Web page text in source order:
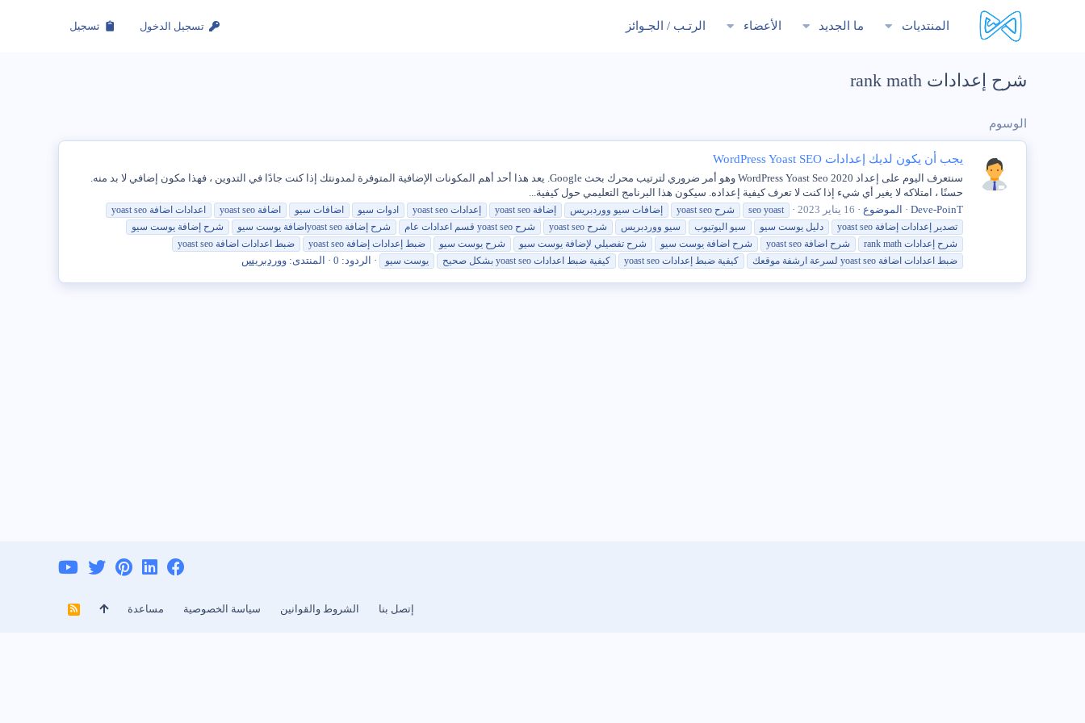
المنتديات ما الجديد الأعضاء الرتـب / الجـوائز تسجيل الدخول تسجيل
شرح إعدادات rank math
الوسوم
يجب أن يكون لديك إعدادات WordPress Yoast SEO
سنتعرف اليوم على إعداد WordPress Yoast Seo 2020 وهو أمر ضروري لترتيب محرك بحث Google. يعد هذا أحد أهم المكونات الإضافية المتوفرة لمدونتك إذا كنت جادًا في التدوين ، فهذا مكون إضافي لا بد منه.
حسنًا ، امتلاكه لا يغير أي شيء إذا كنت لا تعرف كيفية إعداده. سيكون هذا البرنامج التعليمي حول كيفية...
Deve-PoinT
الموضوع 16 يناير 2023 seo yoast
yoast seo شرح إضافات سيو ووردبريس إضافة yoast seo إعدادات ادوات سيو اضافات سيو اضافة yoast seo
اعدادات اضافة yoast seo
تصدير إعدادات إضافة yoast seo دليل يوست سيو سيو اليوتيوب سيو ووردبريس شرح شرح شرح إضافة yoast seoاضافة يوست سيو شرح إضافة يوست سيو
شرح إعدادات rank math شرح اضافة yoast seo شرح اضافة يوست سيو شرح تفصيلي لإضافة يوست سيو شرح يوست سيو ضبط إعدادات إضافة yoast seo
ضبط اعدادات اضافة yoast seo
ضبط اعدادات اضافة yoast seo لسرعة ارشفة موقعك
كيفية ضبط إعدادات كيفية ضبط اعدادات yoast seo بشكل صحيح يوست سيو الردود: 0 المنتدى: ووردبريس
إتصل بنا الشروط والقوانين سياسة الخصوصية مساعدة
R